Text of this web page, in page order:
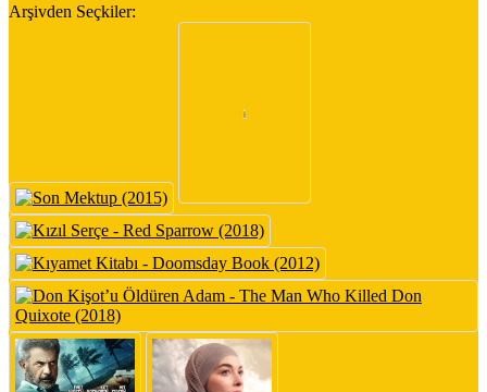
Arşivden Seçkiler: